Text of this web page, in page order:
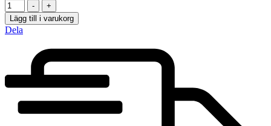
-
+
Lägg till i varukorg
Dela